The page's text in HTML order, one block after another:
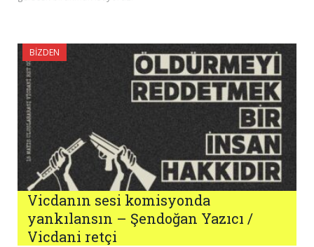
BIZDEN
Vicdanın sesi komisyonda
yankılansın – Şendoğan Yazıcı /
Vicdani retçi